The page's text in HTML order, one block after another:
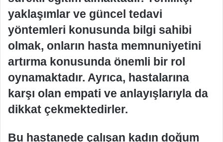
yaklaşımlar ve güncel tedavi
yöntemleri konusunda bilgi sahibi
olmak, onların hasta memnuniyetini
artırma konusunda önemli bir rol
oynamaktadır. Ayrıca, hastalarına
karşı olan empati ve anlayışlarıyla da
dikkat çekmektedirler.
Bu hastanede çalışan kadın doğum